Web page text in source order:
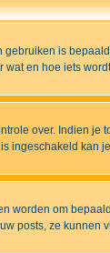
is
en hoe iets
over. Indien
ingeschakeld kan
worden om
posts, ze